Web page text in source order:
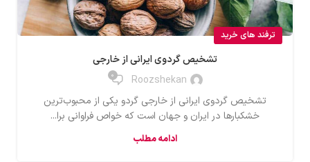
ترفند های خرید
تشخیص گردوی ایرانی از خارجی
Roozshekan
0
تشخیص گردوی ایرانی از خارجی گردو یکی از محبوب‌ترین
خشکبارها در ایران و جهان است که خواص فراوانی برا...
ادامه مطلب